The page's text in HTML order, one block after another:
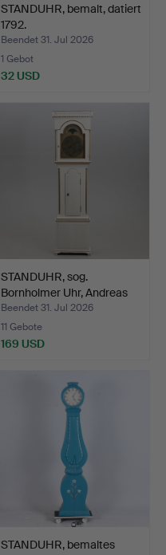
STANDUHR, bemalt, datiert
1792.
Beendet 31. Jul 2026
1 Gebot
32 USD
STANDUHR, sog.
Bornholmer Uhr, Andreas
Jør…
Beendet 31. Jul 2026
11 Gebote
169 USD
STANDUHR, bemaltes